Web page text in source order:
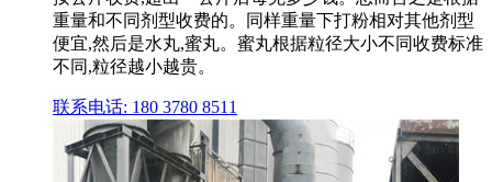
重量和不同剂型收费的。同样重量下打粉相对其他剂型
便宜,然后是水丸,蜜丸。蜜丸根据粒径大小不同收费标准
不同,粒径越小越贵。
联系电话: 180 3780 8511